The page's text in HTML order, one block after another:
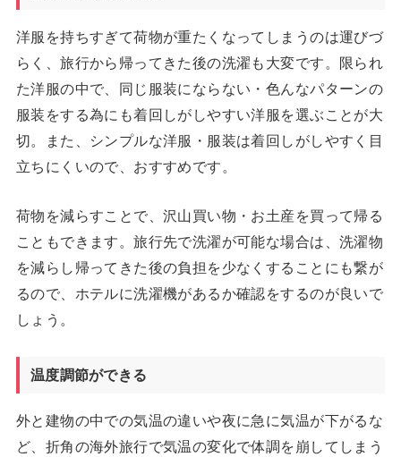
洋服を持ちすぎて荷物が重たくなってしまうのは運びづ
らく、旅行から帰ってきた後の洗濯も大変です。限られ
た洋服の中で、同じ服装にならない・色んなパターンの
服装をする為にも着回しがしやすい洋服を選ぶことが大
切。また、シンプルな洋服・服装は着回しがしやすく目
立ちにくいので、おすすめです。
荷物を減らすことで、沢山買い物・お土産を買って帰る
こともできます。旅行先で洗濯が可能な場合は、洗濯物
を減らし帰ってきた後の負担を少なくすることにも繋が
るので、ホテルに洗濯機があるか確認をするのが良いで
しょう。
温度調節ができる
外と建物の中での気温の違いや夜に急に気温が下がるな
ど、折角の海外旅行で気温の変化で体調を崩してしまう